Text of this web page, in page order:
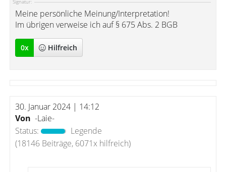
Signatur:
Meine persönliche Meinung/Interpretation!
Im übrigen verweise ich auf § 675 Abs. 2 BGB
0x Hilfreich
30. Januar 2024 | 14:12
Von -Laie-
Status:
Legende
(18146 Beiträge, 6071x hilfreich)